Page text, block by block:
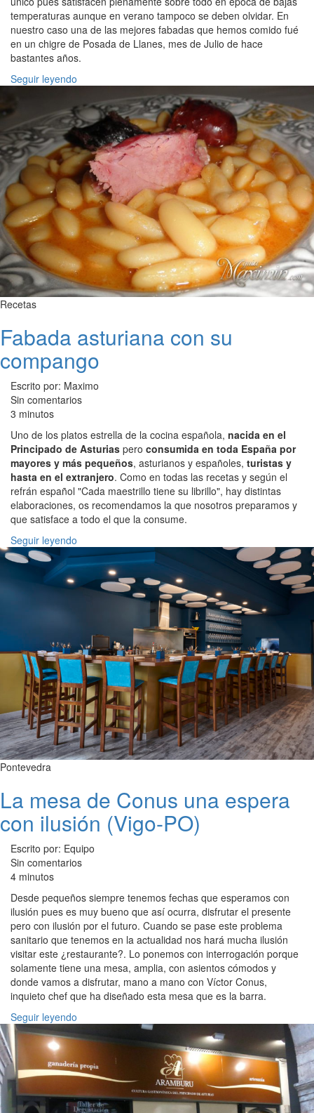
temperaturas aunque en verano tampoco se deben olvidar. En
nuestro caso una de las mejores fabadas que hemos comido fué
en un chigre de Posada de Llanes, mes de Julio de hace
bastantes años.
Seguir leyendo
Recetas
Fabada asturiana con su
compango
Escrito por: Maximo
Sin comentarios
3 minutos
Uno de los platos estrella de la cocina española, nacida en el
Principado de Asturias pero consumida en toda España por
mayores y más pequeños, asturianos y españoles, turistas y
hasta en el extranjero. Como en todas las recetas y según el
refrán español "Cada maestrillo tiene su librillo", hay distintas
elaboraciones, os recomendamos la que nosotros preparamos y
que satisface a todo el que la consume.
Seguir leyendo
Pontevedra
La mesa de Conus una espera
con ilusión (Vigo-PO)
Escrito por: Equipo
Sin comentarios
4 minutos
Desde pequeños siempre tenemos fechas que esperamos con
ilusión pues es muy bueno que así ocurra, disfrutar el presente
pero con ilusión por el futuro. Cuando se pase este problema
sanitario que tenemos en la actualidad nos hará mucha ilusión
visitar este ¿restaurante?. Lo ponemos con interrogación porque
solamente tiene una mesa, amplia, con asientos cómodos y
donde vamos a disfrutar, mano a mano con Víctor Conus,
inquieto chef que ha diseñado esta mesa que es la barra.
Seguir leyendo